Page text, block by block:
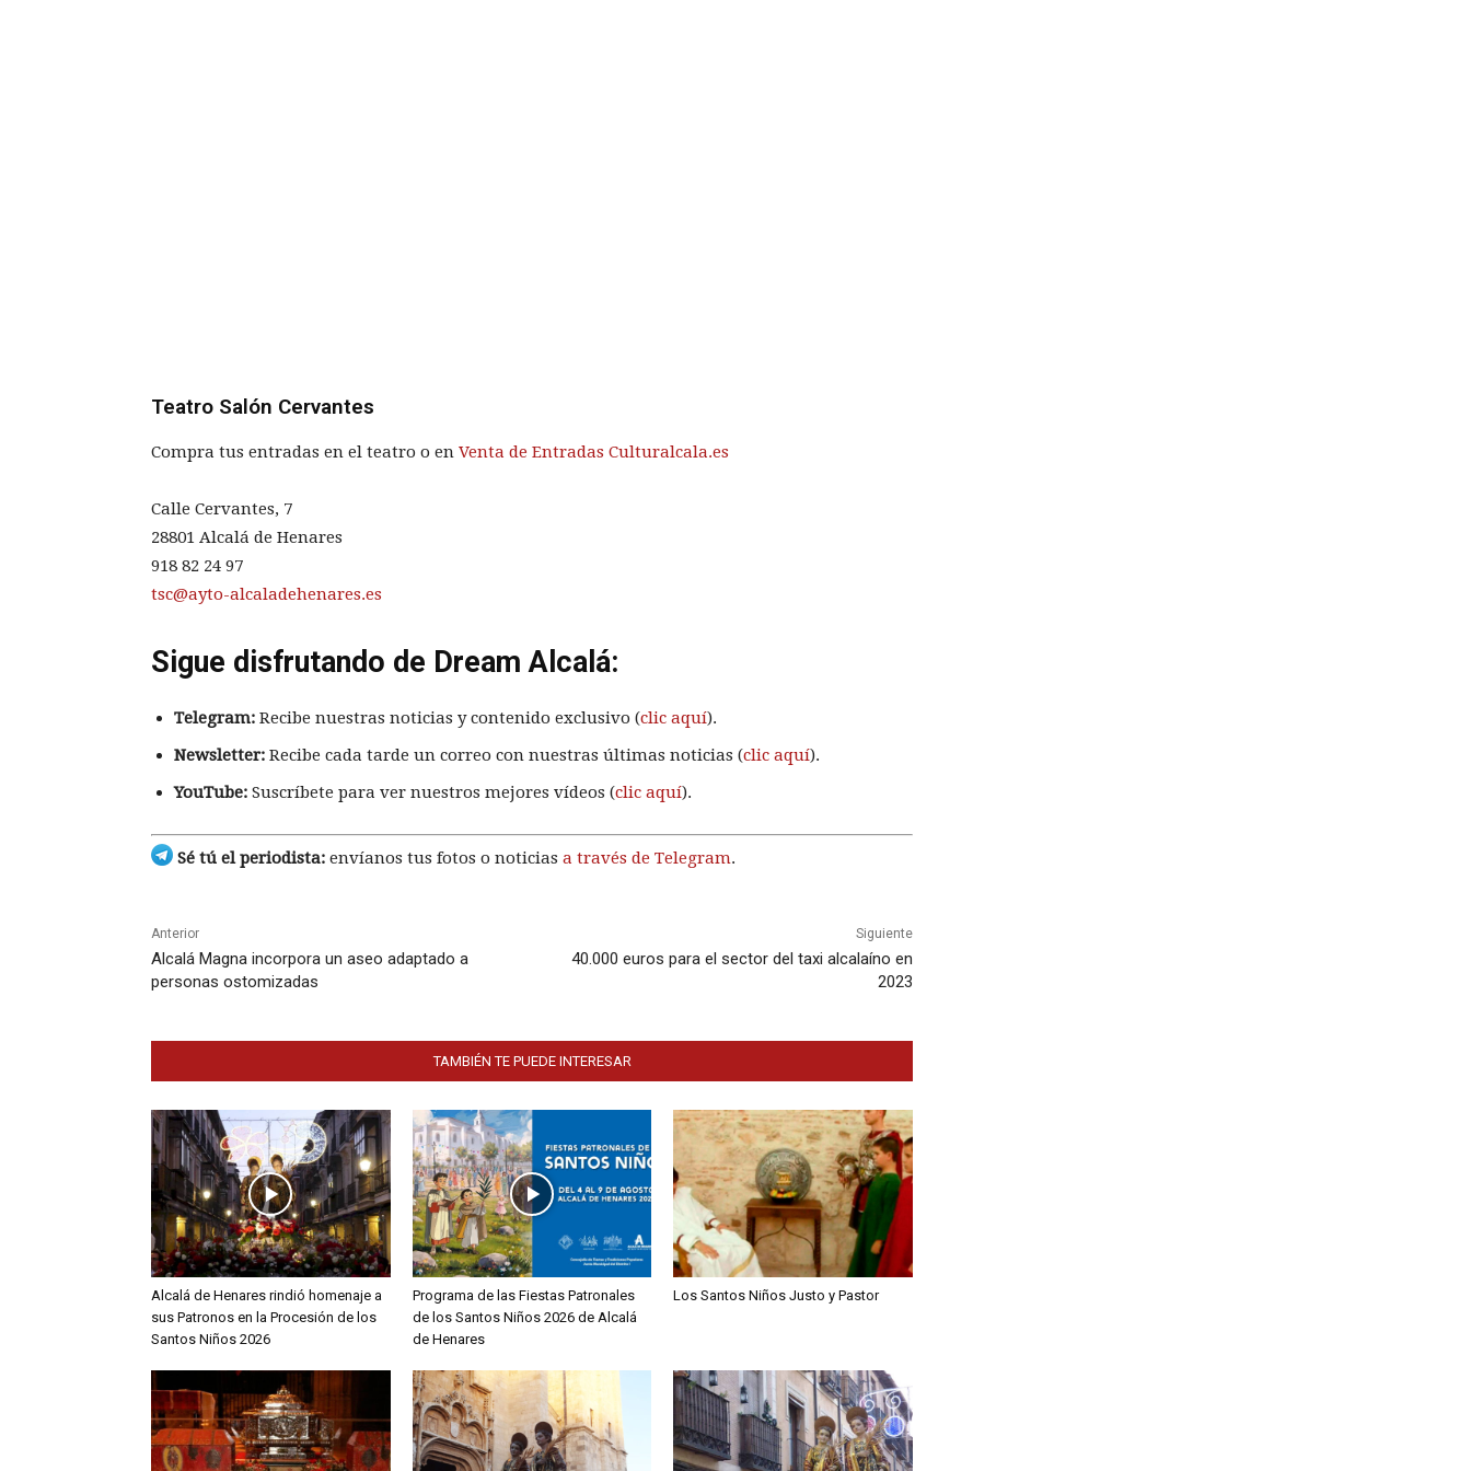
Teatro Salón Cervantes
Compra tus entradas en el teatro o en Venta de Entradas Culturalcala.es
Calle Cervantes, 7
28801 Alcalá de Henares
918 82 24 97
tsc@ayto-alcaladehenares.es
Sigue disfrutando de Dream Alcalá:
Telegram: Recibe nuestras noticias y contenido exclusivo (clic aquí).
Newsletter: Recibe cada tarde un correo con nuestras últimas noticias (clic aquí).
YouTube: Suscríbete para ver nuestros mejores vídeos (clic aquí).
Sé tú el periodista: envíanos tus fotos o noticias a través de Telegram.
Anterior
Alcalá Magna incorpora un aseo adaptado a
personas ostomizadas
Siguiente
40.000 euros para el sector del taxi alcalaíno en
2023
TAMBIÉN TE PUEDE INTERESAR
Alcalá de Henares rindió homenaje a
sus Patronos en la Procesión de los
Santos Niños 2026
Programa de las Fiestas Patronales
de los Santos Niños 2026 de Alcalá
de Henares
Los Santos Niños Justo y Pastor